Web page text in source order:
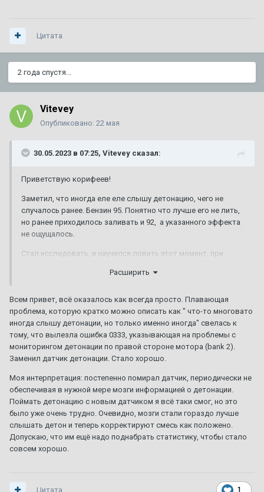
Цитата
2 года спустя...
Vitevey
Опубликовано: 22 мая
30.05.2023 в 07:25, Vitevey сказал:
Приветствую корифеев!
Заметил, что иногда еле еле слышу детонацию, чего не
случалось ранее. Бензин 95. Понятно что лучше его не лить,
но ранее приходилось заливать и 92, а указанного эффекта
не ощущалось.
Стал исследовать, и научился ловить этот момент, при
уверенную детонацию. Выяснилось, что эффект возникает
на низких скоростях при минимальной нагрузке на двигатель
(примерно так: вялый городской поток, начали плавно
разгонятся, разгон прекращён примерно на третьей
передаче, теперь газ практически отпущен, нужно только
поддерживать скорость потока, и вот оно, чудо техники,
детонирует).
Ранее на других машинах я слышал детонацию, но она была
именно под нагрузкой, на переходных режимах. А тут,
пенсионерский стиль (я езжу очень плавно) вызывает этот
эффект. Если изменить стиль работы педалью газа, то
условий для детонации не наступает. Мне это показалось
странным. Похоже на какую-то логическую ошибку.
его типичные значения у меня от 5 до 20 примерно
Расширить
Всем привет, всё оказалось как всегда просто. Плавающая
проблема, которую кратко можно описать как " что-то многовато
иногда слышу детонации, но только именно иногда" свелась к
тому, что вылезла ошибка 0333, указывающая на проблемы с
мониторингом детонации по правой стороне мотора (bank 2).
Заменил датчик детонации. Стало хорошо.
Моя интерпретация: постепенно помирал датчик, периодически не
обеспечивая в нужной мере мозги информацией о детонации.
Поймать детонацию с новым датчиком я всё таки смог, но это
было уже очень трудно. Очевидно, мозги стали гораздо лучше
слышать детон и теперь корректируют смесь как положено.
Допускаю, что им ещё надо поднабрать статистику, чтобы стало
совсем хорошо.
1
Цитата